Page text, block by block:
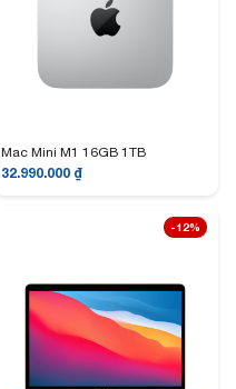
Mac Mini M1 16GB 1TB
32.990.000 ₫
-12%